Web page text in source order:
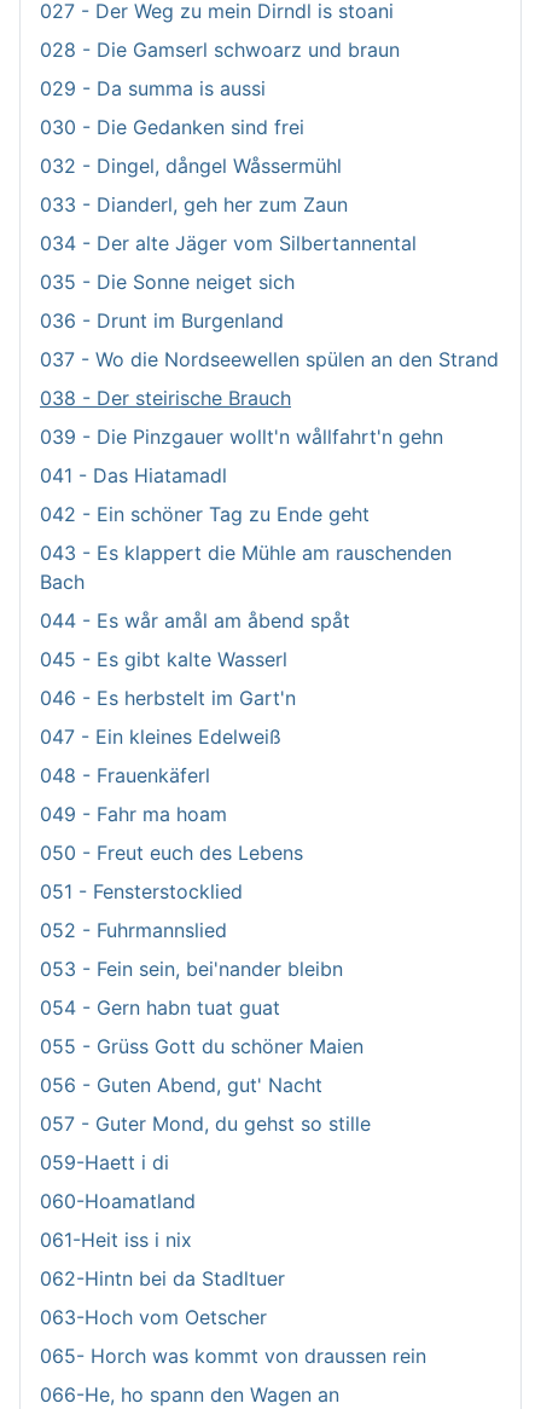
027 - Der Weg zu mein Dirndl is stoani
028 - Die Gamserl schwoarz und braun
029 - Da summa is aussi
030 - Die Gedanken sind frei
032 - Dingel, dångel Wåssermühl
033 - Dianderl, geh her zum Zaun
034 - Der alte Jäger vom Silbertannental
035 - Die Sonne neiget sich
036 - Drunt im Burgenland
037 - Wo die Nordseewellen spülen an den Strand
038 - Der steirische Brauch
039 - Die Pinzgauer wollt'n wållfahrt'n gehn
041 - Das Hiatamadl
042 - Ein schöner Tag zu Ende geht
043 - Es klappert die Mühle am rauschenden
Bach
044 - Es wår amål am åbend spåt
045 - Es gibt kalte Wasserl
046 - Es herbstelt im Gart'n
047 - Ein kleines Edelweiß
048 - Frauenkäferl
049 - Fahr ma hoam
050 - Freut euch des Lebens
051 - Fensterstocklied
052 - Fuhrmannslied
053 - Fein sein, bei'nander bleibn
054 - Gern habn tuat guat
055 - Grüss Gott du schöner Maien
056 - Guten Abend, gut' Nacht
057 - Guter Mond, du gehst so stille
059-Haett i di
060-Hoamatland
061-Heit iss i nix
062-Hintn bei da Stadltuer
063-Hoch vom Oetscher
065- Horch was kommt von draussen rein
066-He, ho spann den Wagen an